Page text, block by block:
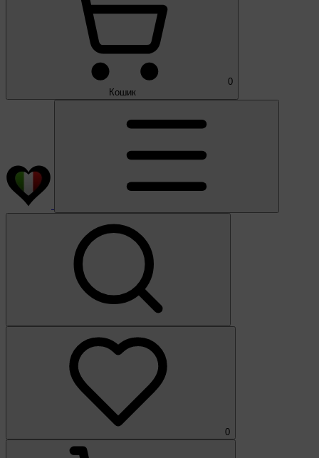
0
Кошик
0